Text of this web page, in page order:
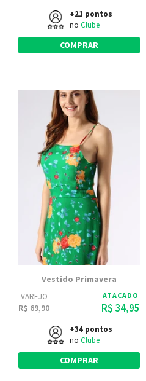
+21 pontos
no Clube
COMPRAR
Vestido Primavera
VAREJO
R$ 69,90
ATACADO
R$ 34,95
+34 pontos
no Clube
COMPRAR